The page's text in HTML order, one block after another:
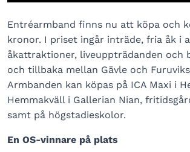
Entréarmband finns nu att köpa och
kronor. I priset ingår inträde, fria åk i
åkattraktioner, liveuppträdanden och
och tillbaka mellan Gävle och
Armbanden kan köpas på ICA Maxi i
Hemmakväll i Gallerian Nian,
samt på högstadieskolor.
En OS-vinnare på plats